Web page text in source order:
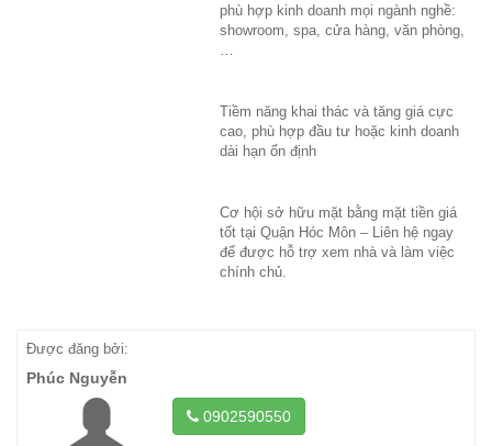
phù hợp kinh doanh mọi ngành nghề:
showroom, spa, cửa hàng, văn phòng,
Tiềm năng khai thác và tăng giá cực
cao, phù hợp đầu tư hoặc kinh doanh
dài hạn ổn định
Cơ hội sở hữu mặt bằng mặt tiền giá
tốt tại Quận Hóc Môn – Liên hệ ngay
để được hỗ trợ xem nhà và làm việc
chính chủ.
Được đăng bởi:
Phúc Nguyễn
0902590550